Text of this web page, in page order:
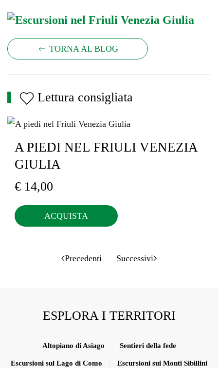
TORNA AL BLOG
Lettura consigliata
A PIEDI NEL FRIULI VENEZIA
GIULIA
€ 14,00
ACQUISTA
Precedenti Successivi
ESPLORA I TERRITORI
Altopiano di Asiago Sentieri della fede
Escursioni sul Lago di Como Escursioni sui Monti Sibillini